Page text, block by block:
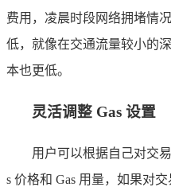
费用，凌晨时段网络拥堵情
低，就像在交通流量较小的
本也更低。
灵活调整 Gas 设置
用户可以根据自己对交
s 价格和 Gas 用量，如果对